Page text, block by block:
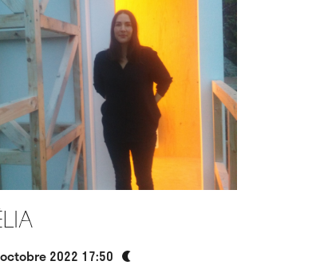
2022 17:50